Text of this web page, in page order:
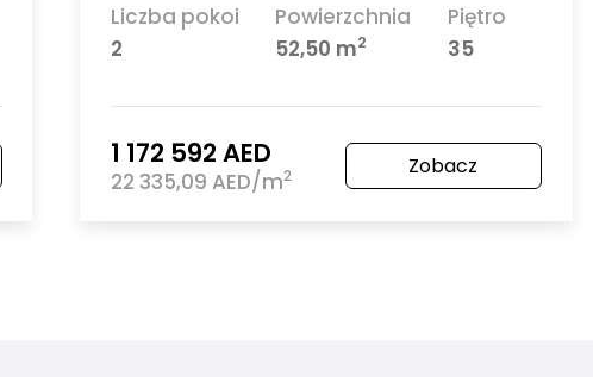
Liczba pokoi
2
Powierzchnia
52,50 m2
Piętro
35
1 172 592 AED
22 335,09 AED/m2 Zobacz